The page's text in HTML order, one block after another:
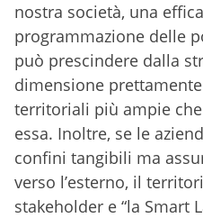
nostra società, una
programmazione delle
può prescindere dalla
dimensione
territoriali più ampie
essa. Inoltre, se le
confini tangibili ma
verso l’esterno, il
stakeholder e “la Smart